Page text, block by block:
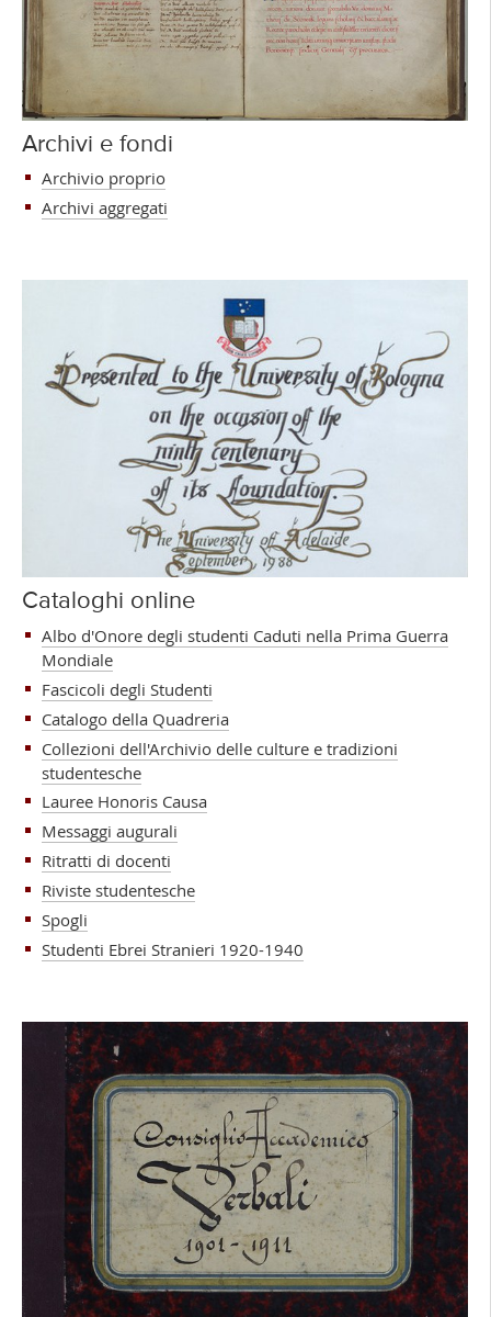
Archivi e fondi
Archivio proprio
Archivi aggregati
Cataloghi online
Albo d'Onore degli studenti Caduti nella Prima Guerra
Mondiale
Fascicoli degli Studenti
Catalogo della Quadreria
Collezioni dell'Archivio delle culture e tradizioni
studentesche
Lauree Honoris Causa
Messaggi augurali
Ritratti di docenti
Riviste studentesche
Spogli
Studenti Ebrei Stranieri 1920-1940